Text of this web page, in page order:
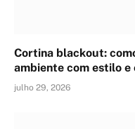
Cortina blackout:
ambiente com estilo
julho 29, 2026